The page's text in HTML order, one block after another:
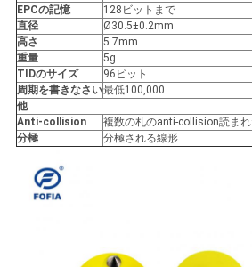
さ
い
ニ
ュ
EPCの記憶
128ビットまで
直径
Ø30.5±0.2mm
高さ
5.7mm
重量
5g
TIDのサイズ
96ビット
周期を書きなさい最低100,000
他
Anti-collision
複数の札のanti-collision読まれ
分極
分極される線形